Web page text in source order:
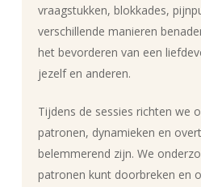
vraagstukken, blokkades,
verschillende manieren
het bevorderen van een
jezelf en anderen.
Tijdens de sessies richten we
patronen, dynamieken en
belemmerend zijn. We
patronen kunt doorbreken en